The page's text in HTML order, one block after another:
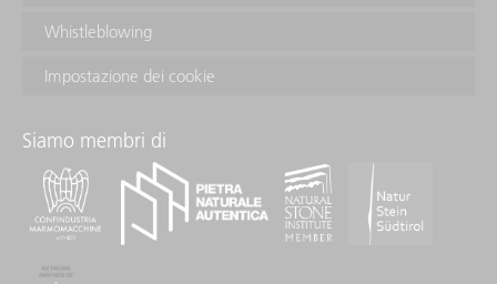
Whistleblowing
Impostazione dei cookie
Siamo membri di